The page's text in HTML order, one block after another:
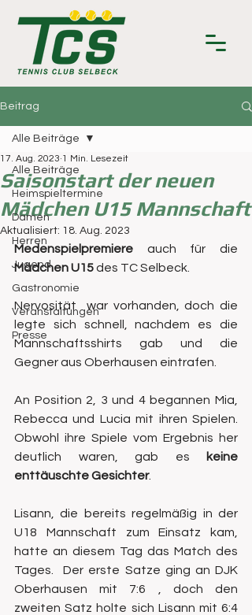
Beitrag
Alle Beiträge
Heimspieltermine
Damen
Herren
Jugend
Gastronomie
Veranstaltungen
Presse
Alle Beiträge
Saisonstart der neuen
Mädchen U15 Mannschaft
17. Aug. 2023 1 Min. Lesezeit
Aktualisiert: 18. Aug. 2023
Medenspielpremiere
Mädchen U15 des TC Selbeck.
Nervosität  war vorhanden, doch die
legte sich schnell, nachdem es die
Mannschaftsshirts gab und die
Gegner aus Oberhausen eintrafen.
An Position 2, 3 und 4 begannen Mia,
Rebecca und Lucia mit ihren Spielen.
Obwohl ihre Spiele vom Ergebnis her
deutlich waren, gab es
keine
enttäuschte Gesichter.
Lisann, die bereits regelmäßig in der
U18 Mannschaft zum Einsatz kam,
hatte an diesem Tag das Match des
Tages.  Der erste Satze ging an DJK
Oberhausen mit 7:6 , doch den
zweiten Satz holte sich Lisann mit 6:4